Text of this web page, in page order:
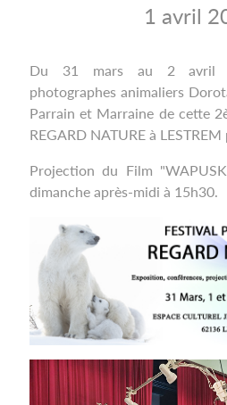
1 avril
Du 31 mars au 2 avril
photographes animaliers
Parrain et Marraine de cette
REGARD NATURE à LESTREM
Projection du Film
dimanche après-midi à 15h30.